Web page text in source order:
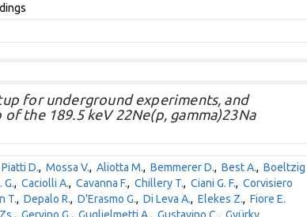
for underground experiments, and
the 189.5 keV 22Ne(p, gamma)23Na
Piatti D., Mossa V., Aliotta M., Bemmerer D., Best A., Boeltzig
G., Caciolli A., Cavanna F., Chillery T., Ciani G. F., Corvisiero
T., Depalo R., D'Erasmo G., Di Leva A., Elekes Z., Fiore E.